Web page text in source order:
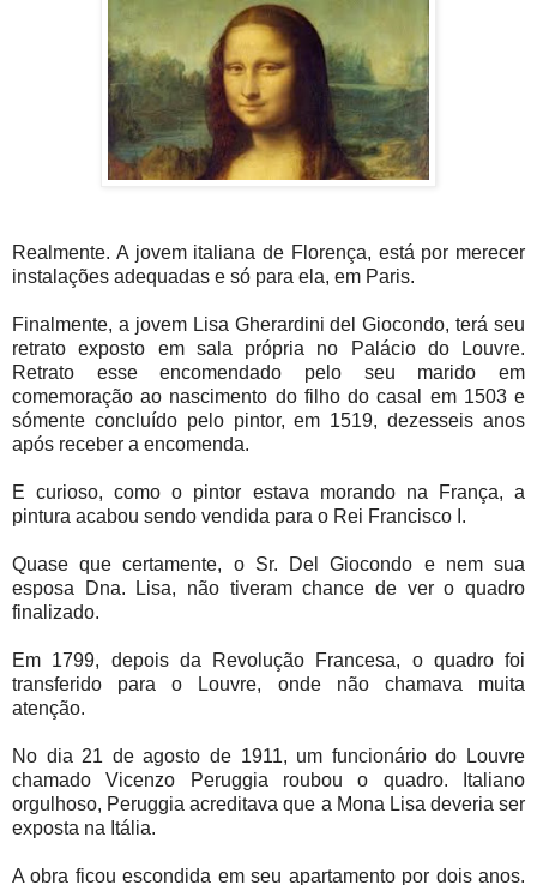
Realmente. A jovem italiana de Florença, está por merecer
instalações adequadas e só para ela, em Paris.
Finalmente, a jovem Lisa Gherardini del Giocondo, terá seu
retrato exposto em sala própria no Palácio do Louvre.
Retrato esse encomendado pelo seu marido em
comemoração ao nascimento do filho do casal em 1503 e
sómente concluído pelo pintor, em 1519, dezesseis anos
após receber a encomenda.
E curioso, como o pintor estava morando na França, a
pintura acabou sendo vendida para o Rei Francisco I.
Quase que certamente, o Sr. Del Giocondo e nem sua
esposa Dna. Lisa, não tiveram chance de ver o quadro
finalizado.
Em 1799, depois da Revolução Francesa, o quadro foi
transferido para o Louvre, onde não chamava muita
atenção.
No dia 21 de agosto de 1911, um funcionário do Louvre
chamado Vicenzo Peruggia roubou o quadro. Italiano
orgulhoso, Peruggia acreditava que a Mona Lisa deveria ser
exposta na Itália.
A obra ficou escondida em seu apartamento por dois anos.